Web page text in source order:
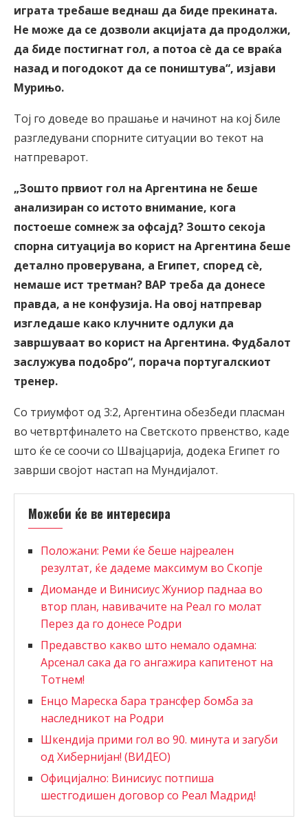
играта требаше веднаш да биде прекината.
Не може да се дозволи акцијата да продолжи,
да биде постигнат гол, а потоа сè да се враќа
назад и погодокот да се поништува“, изјави
Мурињо.
Тој го доведе во прашање и начинот на кој биле
разгледувани спорните ситуации во текот на
натпреварот.
„Зошто првиот гол на Аргентина не беше
анализиран со истото внимание, кога
постоеше сомнеж за офсајд? Зошто секоја
спорна ситуација во корист на Аргентина беше
детално проверувана, а Египет, според сè,
немаше ист третман? ВАР треба да донесе
правда, а не конфузија. На овој натпревар
изгледаше како клучните одлуки да
завршуваат во корист на Аргентина. Фудбалот
заслужува подобро“, порача португалскиот
тренер.
Со триумфот од 3:2, Аргентина обезбеди пласман
во четвртфиналето на Светското првенство, каде
што ќе се соочи со Швајцарија, додека Египет го
заврши својот настап на Мундијалот.
Можеби ќе ве интересира
Положани: Реми ќе беше најреален
резултат, ќе дадеме максимум во Скопје
Диоманде и Винисиус Жуниор паднаа во
втор план, навивачите на Реал го молат
Перез да го донесе Родри
Предавство какво што немало одамна:
Арсенал сака да го ангажира капитенот на
Тотнем!
Енцо Мареска бара трансфер бомба за
наследникот на Родри
Шкендија прими гол во 90. минута и загуби
од Хибернијан! (ВИДЕО)
Официјално: Винисиус потпиша
шестгодишен договор со Реал Мадрид!